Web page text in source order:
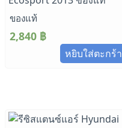
ของแท้
2,840 ฿
หยิบใส่ตะกร้า